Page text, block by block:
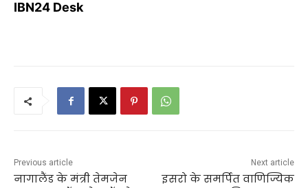
IBN24 Desk
Previous article
नागालैंड के मंत्री तेमजेन
Next article
इसरो के समर्पित वाणिज्यिक